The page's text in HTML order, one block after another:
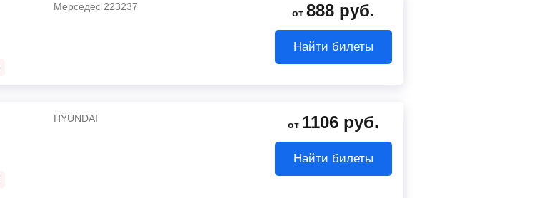
Мерседес 223237
от888 руб.
Найти билеты
HYUNDAI
от 1106 руб.
Найти билеты